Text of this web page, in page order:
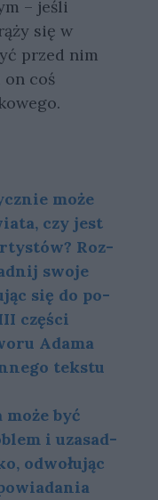
– jeśli
się w
przed nim
coś
może
czy jest
Roz­
swo­je
się do po­
części
Adama
tek­stu
może być
i uza­sad­
od­wo­łu­jąc